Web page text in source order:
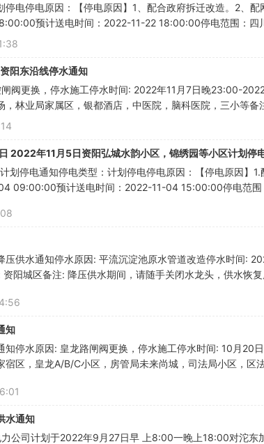
停电停电原因：【停电原因】1、配合政府拆迁改造。2、
预计送电时间：2022-11-22 18:00:00停电范围：四
阳东沿线停水通知
阀更换，停水施工停水时间: 2022年11月7日晚23:00-
，林业局家属区，银都酒店，中医院，脑科医院，三小等备
2022年11月5日资阳弘城水韵小区，锦绣园等小区计划停
划停电通知停电类型：计划停电停电原因：【停电原因】
09:00:00预计送电时间：2022-11-04 15:00:00停电范围
压供水通知停水原因: 平流沉淀池原水管道改造停水时间:
阳城区备注: 降压供水期间，请随手关闭水龙头，供水恢
知
知停水原因: 皇龙路闸阀更换，停水施工停水时间: 10月
宿区，皇龙A/B/C小区，房管局未来尚城，司法局小区，区
水通知
公司计划于2022年9月27日早 上8:00一晚上18:00对沱东